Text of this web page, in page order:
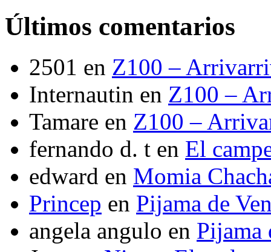
Últimos comentarios
2501 en Z100 –
Internautin en Z100 –
Tamare en Z100 –
fernando d. t en El
edward en Momia
Princep en Pijama de
angela angulo en Pijama